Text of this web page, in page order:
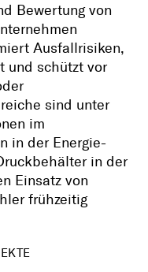
Bewertung von
Ausfallrisiken,
und schützt vor
sind unter
im
in der Energie-
in der
Einsatz von
frühzeitig